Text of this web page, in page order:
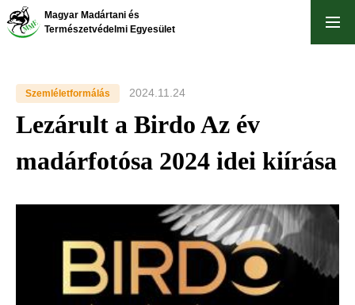
Ugrás
Magyar Madártani és
Természetvédelmi Egyesület
Szemléletformálás 2024.11.24
Lezárult a Birdo Az év
madárfotósa 2024 idei kiírása